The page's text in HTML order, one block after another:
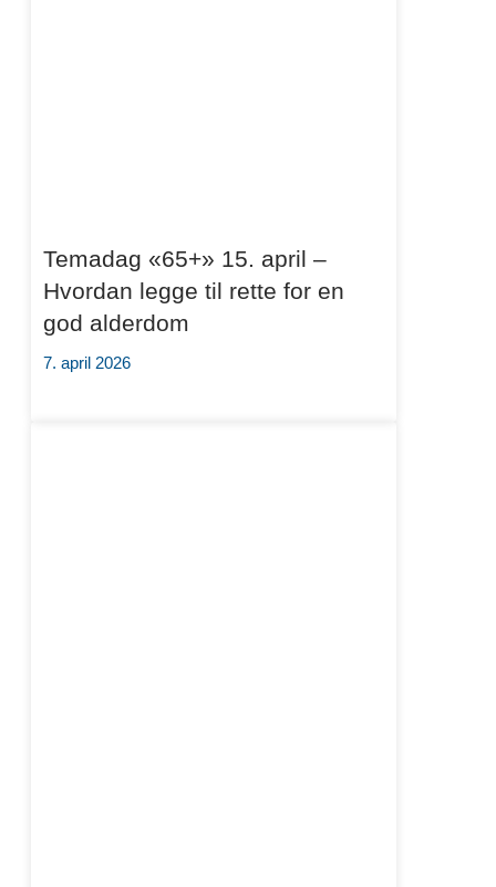
Temadag «65+» 15. april –
Hvordan legge til rette for en
god alderdom
7. april 2026